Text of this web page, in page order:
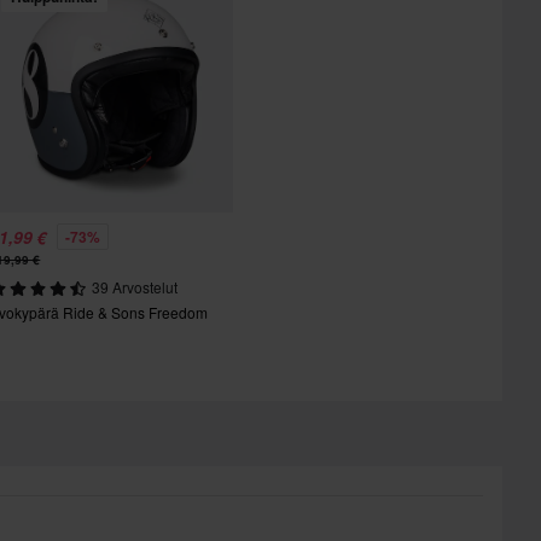
€ -73%
€
39 Arvostelut
Ride & Sons Freedom